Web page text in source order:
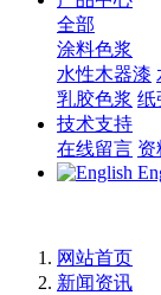
全部
涂料色浆
水性木器漆
乳胶色浆 纸
技术支持
在线留言 资
网站首页
新闻资讯